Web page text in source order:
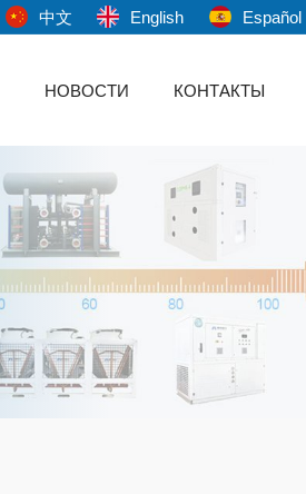
中文 English Español
НОВОСТИ КОНТАКТЫ